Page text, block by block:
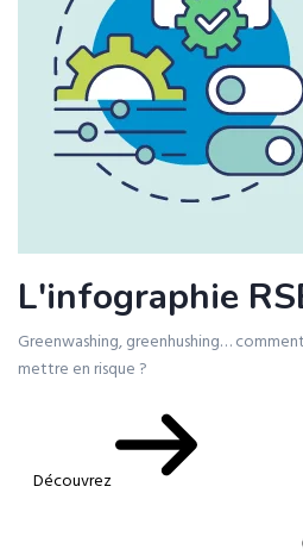
L'infographie
Greenwashing, greenhushing…
mettre en risque ?
Découvrez